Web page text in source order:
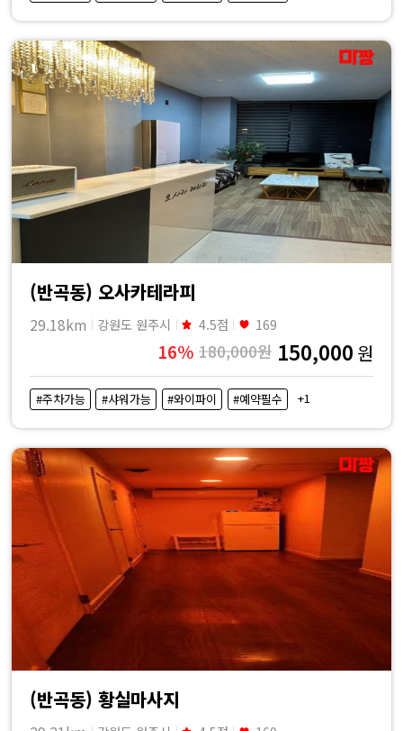
(반곡동) 오사카테라피
29.18km 강원도 원주시 4.5점 169
16% 180,000원 150,000 원
#주차가능 #샤워가능 #와이파이 #예약필수 +1
(반곡동) 황실마사지